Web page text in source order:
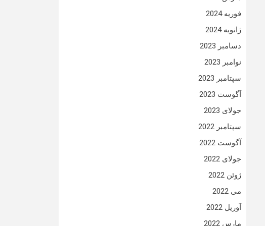
فوریه 2024
ژانویه 2024
دسامبر 2023
نوامبر 2023
سپتامبر 2023
آگوست 2023
جولای 2023
سپتامبر 2022
آگوست 2022
جولای 2022
ژوئن 2022
می 2022
آوریل 2022
مارس 2022